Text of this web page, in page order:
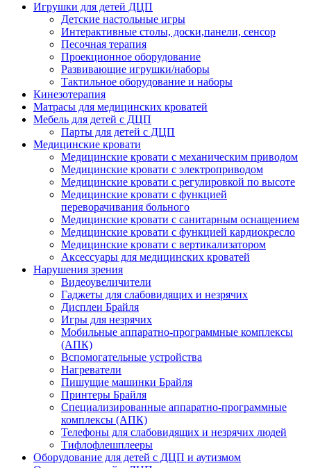
Игрушки для детей ДЦП
Детские настольные игры
Интерактивные столы, доски,панели, сенсор
Песочная терапия
Проекционное оборудование
Развивающие игрушки/наборы
Тактильное оборудование и наборы
Кинезотерапия
Матрасы для медицинских кроватей
Мебель для детей с ДЦП
Парты для детей с ДЦП
Медицинские кровати
Медицинские кровати с механическим приводом
Медицинские кровати с электроприводом
Медицинские кровати с регулировкой по высоте
Медицинские кровати с функцией
переворачивания больного
Медицинские кровати с санитарным оснащением
Медицинские кровати с функцией кардиокресло
Медицинские кровати с вертикализатором
Аксессуары для медицинских кроватей
Нарушения зрения
Видеоувеличители
Гаджеты для слабовидящих и незрячих
Дисплеи Брайля
Игры для незрячих
Мобильные аппаратно-программные комплексы
(АПК)
Вспомогательные устройства
Нагреватели
Пишущие машинки Брайля
Принтеры Брайля
Специализированные аппаратно-программные
комплексы (АПК)
Телефоны для слабовидящих и незрячих людей
Тифлофлешплееры
Оборудование для детей с ДЦП и аутизмом